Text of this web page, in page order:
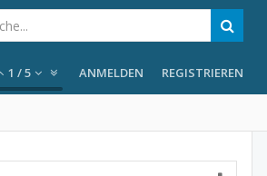
1 /5 ANMELDEN REGISTRIEREN